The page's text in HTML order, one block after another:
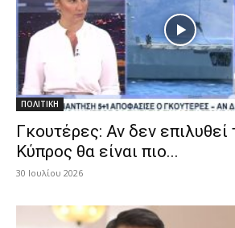
ΠΟΛΙΤΙΚΗ
Γκουτέρες: Αν δεν επιλυθεί
Κύπρος θα είναι πιο...
30 Ιουλίου 2026